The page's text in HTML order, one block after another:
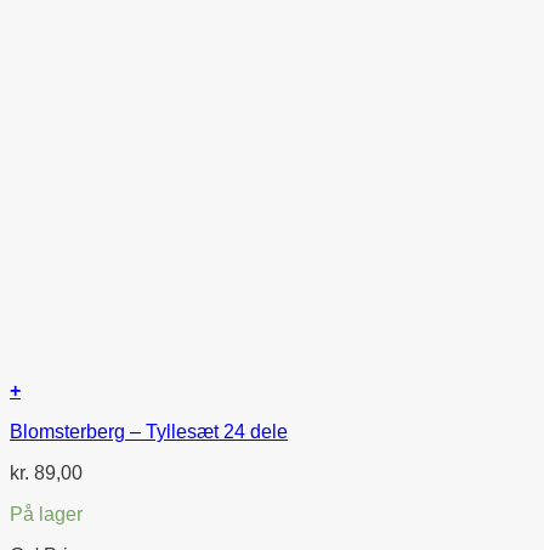
+
Blomsterberg – Tyllesæt 24 dele
kr. 89,00
På lager